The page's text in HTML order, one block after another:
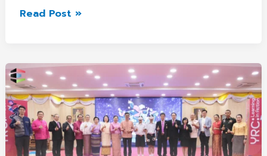
ปัณณ
Read Post »
Nextgen
Education
ร่วม
สร้าง
ประสบการณ์
การ